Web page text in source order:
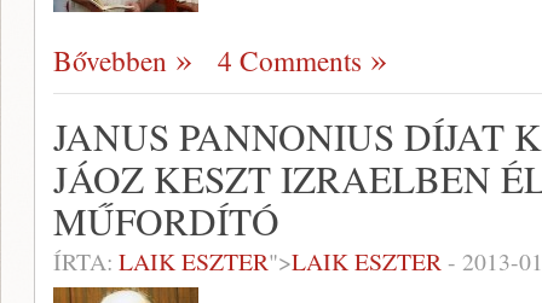
Bővebben 4 Comments
JANUS PANNONIUS DÍJAT
JÁOZ KESZT IZRAELBEN
MŰFORDÍTÓ
ÍRTA: LAIK ESZTER">LAIK ESZTER- 2013-